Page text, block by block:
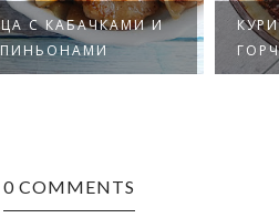
С КАБАЧКАМИ И
0 COMMENTS